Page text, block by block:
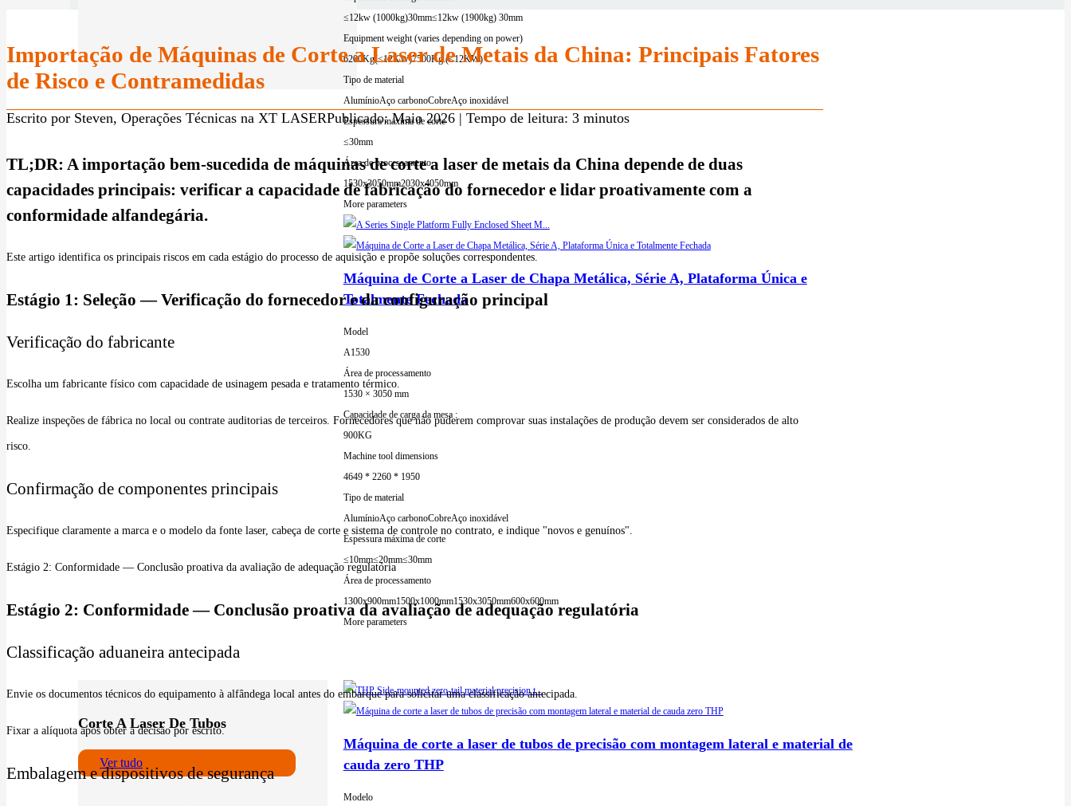
≤12kw (1000kg)30mm≤12kw (1900kg) 30mm
Equipment weight (varies depending on power)
6200Kg(≤12KW)7500Kg (≤12KW)
Tipo de material
AlumínioAço carbonoCobreAço inoxidável
Espessura máxima de corte
≤30mm
Área de processamento
1530x3050mm2030x4050mm
More parameters
Máquina de Corte a Laser de Chapa Metálica, Série A, Plataforma Única e
Totalmente Fechada
Model
A1530
Área de processamento
1530 × 3050 mm
Capacidade de carga da mesa :
900KG
Machine tool dimensions
4649 * 2260 * 1950
Tipo de material
AlumínioAço carbonoCobreAço inoxidável
Espessura máxima de corte
≤10mm≤20mm≤30mm
Área de processamento
1300x900mm1500x1000mm1530x3050mm600x600mm
More parameters
Corte A Laser De Tubos
Ver tudo
Máquina de corte a laser de tubos de precisão com montagem lateral e material de
cauda zero THP
Modelo
Importação de Máquinas de Corte a Laser de Metais da China: Principais Fatores
de Risco e Contramedidas
Escrito por Steven, Operações Técnicas na XT LASERPublicado: Maio 2026 | Tempo de leitura: 3 minutos
TL;DR: A importação bem-sucedida de máquinas de corte a laser de metais da China depende de duas
capacidades principais: verificar a capacidade de fabricação do fornecedor e lidar proativamente com a
conformidade alfandegária.
Este artigo identifica os principais riscos em cada estágio do processo de aquisição e propõe soluções correspondentes.
Estágio 1: Seleção — Verificação do fornecedor e da configuração principal
Verificação do fabricante
Escolha um fabricante físico com capacidade de usinagem pesada e tratamento térmico.
Realize inspeções de fábrica no local ou contrate auditorias de terceiros. Fornecedores que não puderem comprovar suas instalações de produção devem ser considerados de alto
risco.
Confirmação de componentes principais
Especifique claramente a marca e o modelo da fonte laser, cabeça de corte e sistema de controle no contrato, e indique "novos e genuínos".
Estágio 2: Conformidade — Conclusão proativa da avaliação de adequação regulatória
Estágio 2: Conformidade — Conclusão proativa da avaliação de adequação regulatória
Classificação aduaneira antecipada
Envie os documentos técnicos do equipamento à alfândega local antes do embarque para solicitar uma classificação antecipada.
Fixar a alíquota após obter a decisão por escrito.
Embalagem e dispositivos de segurança